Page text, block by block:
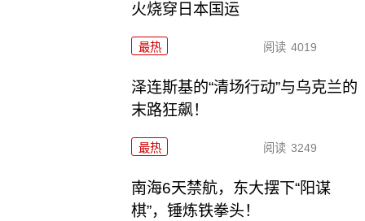
火烧穿日本国运
最热 阅读 4019
泽连斯基的“清场行动”与乌克兰的
末路狂飙！
最热 阅读 3249
南海6天禁航，东大摆下“阳谋
棋”，锤炼铁拳头！